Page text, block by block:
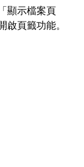
顯示檔案頁
頁籤功能。